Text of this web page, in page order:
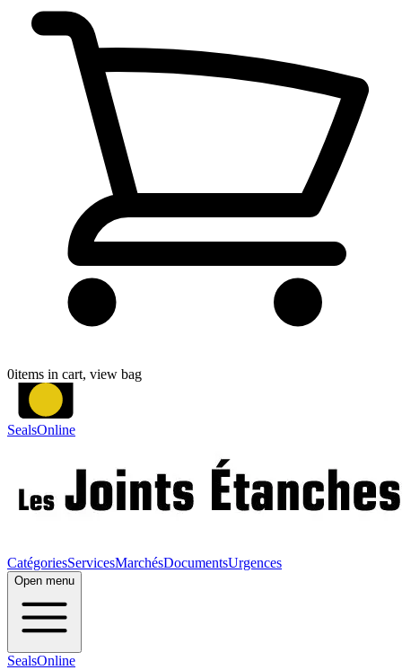
0items in cart, view bag
SealsOnline
CatégoriesServicesMarchésDocumentsUrgences
Open menu
SealsOnline